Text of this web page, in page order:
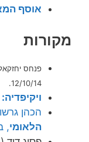
אוסף
מקורות
פנחס יחזקאלי (2014), לאומנות:
12/10/14.
ויקיפדיה:
הכהן גרשון
הלאומי,